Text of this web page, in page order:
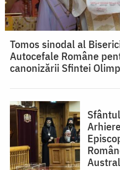
Tomos sinodal al
Autocefale Române
canonizării Sfintei